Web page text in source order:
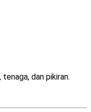
dan pikiran.